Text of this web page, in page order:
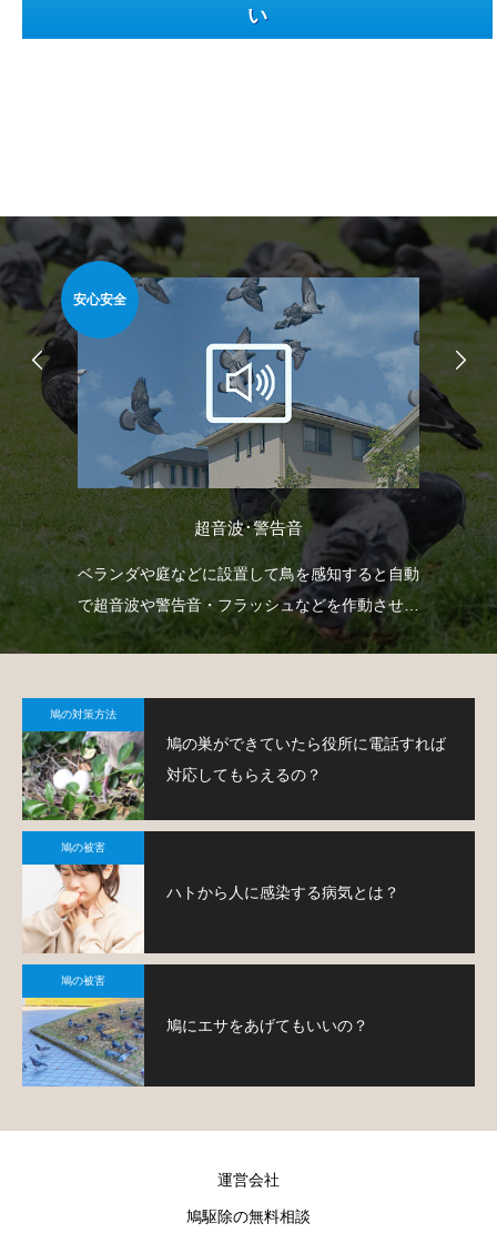
い
安心安全
超音波･警告音
ベランダや庭などに設置して鳥を感知すると自動
で超音波や警告音・フラッシュなどを作動させて
鳩の侵入を防ぐという装置です。
鳩の対策方法
鳩の巣ができていたら役所に電話すれば
対応してもらえるの？
鳩の被害
ハトから人に感染する病気とは？
鳩の被害
鳩にエサをあげてもいいの？
運営会社
鳩駆除の無料相談